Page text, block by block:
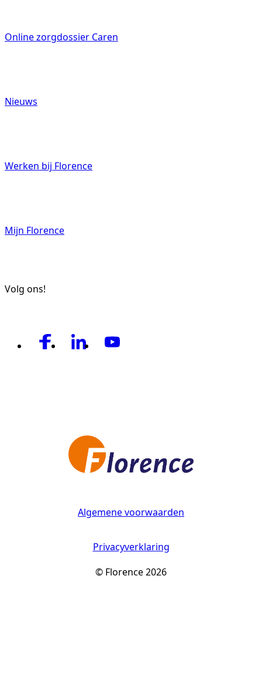
Contact
Online zorgdossier Caren
Nieuws
Werken bij Florence
Mijn Florence
Volg ons!
Algemene voorwaarden
Privacyverklaring
© Florence 2026